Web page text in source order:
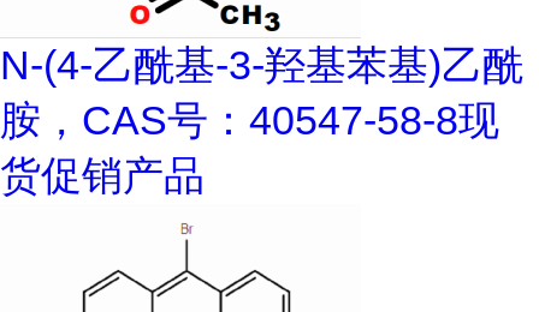
N-(4-乙酰基-3-羟基苯基)乙酰
胺，CAS号：40547-58-8现
货促销产品